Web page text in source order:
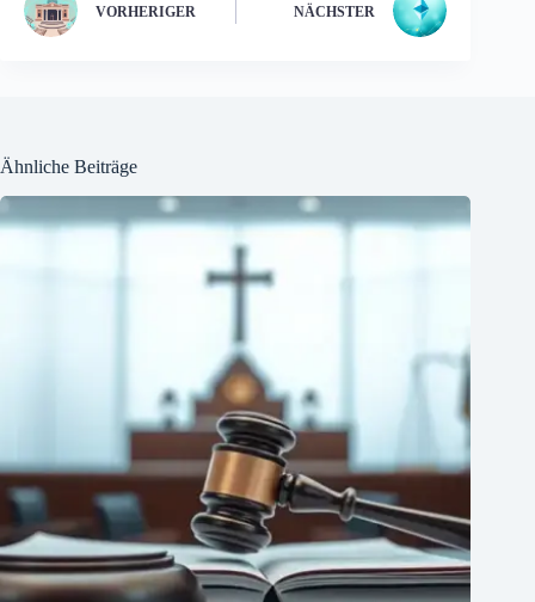
VORHERIGER NÄCHSTER
Ähnliche Beiträge